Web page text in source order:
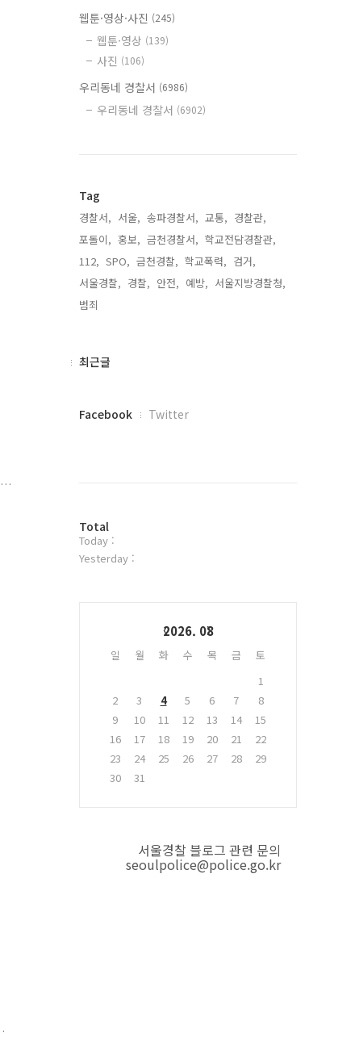
웹툰·영상·사진 (245)
웹툰·영상 (139)
사진 (106)
우리동네 경찰서 (6986)
우리동네 경찰서 (6902)
Tag
경찰서, 서울, 송파경찰서, 교통, 경찰관,
포돌이, 홍보, 금천경찰서, 학교전담경찰관,
112, SPO, 금천경찰, 학교폭력, 검거,
서울경찰, 경찰, 안전, 예방, 서울지방경찰청,
범죄,
최
최근글
페
플
러
그
Facebook Twitter
방
문
자
Total
Today :
Yesterday :
2026. 08
일 월 화 수 목 금
토
1
2
3 4 5 6 7
8
9
10 11 12 13 14
15
16
17 18 19 20 21
22
23
24 25 26 27 28
29
30
31
서울경찰 블로그 관련 문의
seoulpolice@police.go.kr